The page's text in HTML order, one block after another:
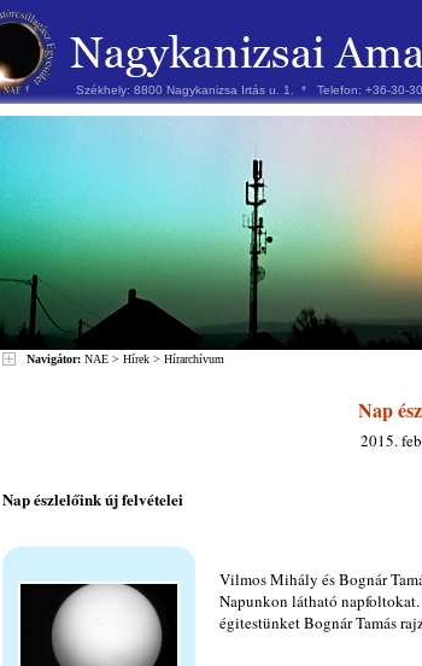
Székhely: 8800 Nagykanizsa Irtás u. 1. * Telefon: +36-30-
Navigátor: NAE > Hírek > Hírarchívum
Nap
2015.
Nap észlelőink új felvételei
Vilmos Mihály és Bognár
Napunkon látható
égitestünket Bognár Tamás